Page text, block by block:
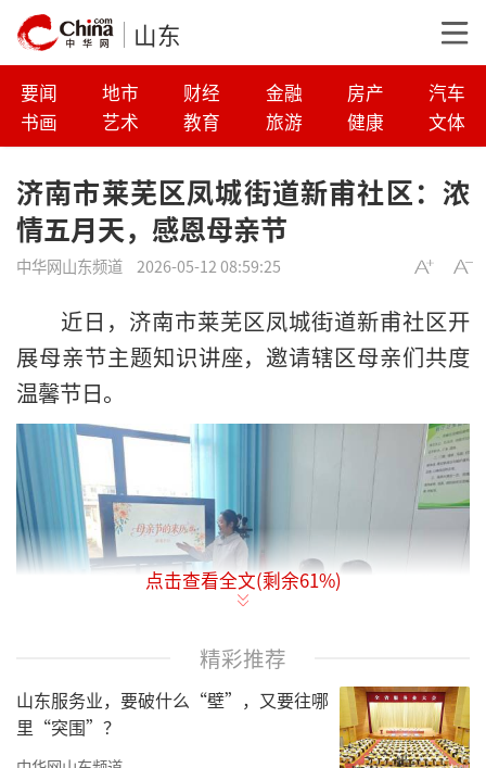
山东
要闻 地市 财经 金融 房产
汽车
书画
艺术 教育 旅游 健康 文体
济南市莱芜区凤城街道新甫社区：浓
情五月天，感恩母亲节
中华网山东频道 2026-05-12 08:59:25
近日，济南市莱芜区凤城街道新甫社区开
展母亲节主题知识讲座，邀请辖区母亲们共度
温馨节日。
点击查看全文(剩余61%)
精彩推荐
山东服务业，要破什么“壁”，又要往哪
里“突围”？